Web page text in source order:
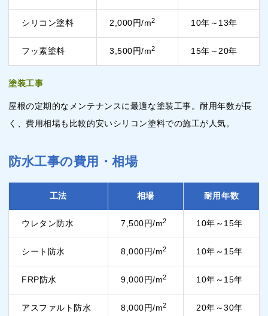
シリコン塗料 2,000円/m2 10年～13年
フッ素塗料 3,500円/m2 15年～20年
塗装工事
屋根の定期的なメンテナンスに最適な塗装工事。耐用年数が長
く、費用相場も比較的安いシリコン塗料での施工が人気。
防水工事の費用・相場
工法 相場 耐用年数
ウレタン防水 7,500円/m2 10年～15年
シート防水 8,000円/m2 10年～15年
FRP防水 9,000円/m2 10年～15年
アスファルト防水 8,000円/m2 20年～30年